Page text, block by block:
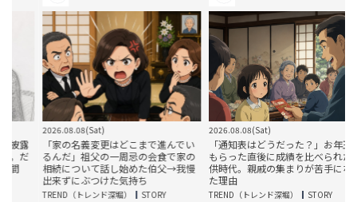
2026.08.08(Sat)
「家の名義変更はどこまで進んでい
るんだ」祖父の一周忌の会食で家の
相続について話し始めた伯父→我慢
出来ずにぶつけた気持ち
TREND（トレンド深堀） STORY
2026.08.08(Sat)
「通知表はどうだった？」お年玉を
もらった直後に成績を比べられた子
供時代。親戚の集まりが苦手になっ
た理由
TREND（トレンド深堀） STORY